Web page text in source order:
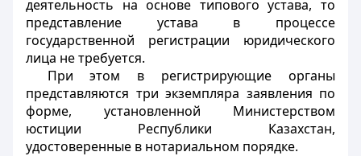
деятельность на основе типового устава, то
представление устава в процессе
государственной регистрации юридического
лица не требуется.
При этом в регистрирующие органы
представляются три экземпляра заявления по
форме, установленной Министерством
юстиции Республики Казахстан,
удостоверенные в нотариальном порядке.